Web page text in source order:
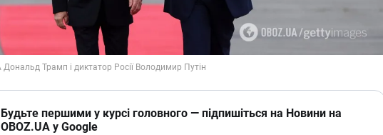
Будьте першими у курсі головного — підпишіться на Новини на
OBOZ.UA у Google